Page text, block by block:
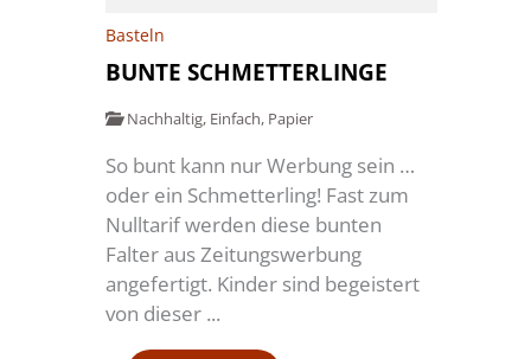
Basteln
BUNTE SCHMETTERLINGE
Nachhaltig, Einfach, Papier
So bunt kann nur Werbung sein …
oder ein Schmetterling! Fast zum
Nulltarif werden diese bunten
Falter aus Zeitungswerbung
angefertigt. Kinder sind begeistert
von dieser ...